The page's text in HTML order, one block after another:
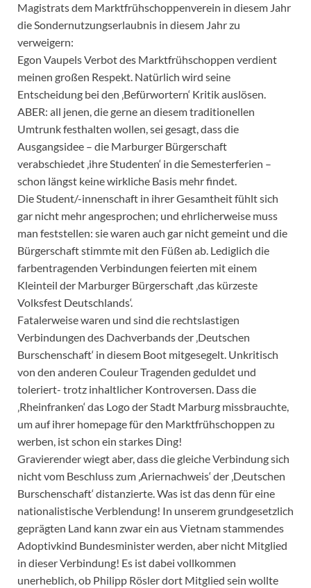
Magistrats dem Marktfrühschoppenverein in diesem Jahr
die Sondernutzungserlaubnis in diesem Jahr zu
verweigern:
Egon Vaupels Verbot des Marktfrühschoppen verdient
meinen großen Respekt. Natürlich wird seine
Entscheidung bei den ‚Befürwortern‘ Kritik auslösen.
ABER: all jenen, die gerne an diesem traditionellen
Umtrunk festhalten wollen, sei gesagt, dass die
Ausgangsidee – die Marburger Bürgerschaft
verabschiedet ‚ihre Studenten‘ in die Semesterferien –
schon längst keine wirkliche Basis mehr findet.
Die Student/-innenschaft in ihrer Gesamtheit fühlt sich
gar nicht mehr angesprochen; und ehrlicherweise muss
man feststellen: sie waren auch gar nicht gemeint und die
Bürgerschaft stimmte mit den Füßen ab. Lediglich die
farbentragenden Verbindungen feierten mit einem
Kleinteil der Marburger Bürgerschaft ‚das kürzeste
Volksfest Deutschlands‘.
Fatalerweise waren und sind die rechtslastigen
Verbindungen des Dachverbands der ‚Deutschen
Burschenschaft‘ in diesem Boot mitgesegelt. Unkritisch
von den anderen Couleur Tragenden geduldet und
toleriert- trotz inhaltlicher Kontroversen. Dass die
‚Rheinfranken‘ das Logo der Stadt Marburg missbrauchte,
um auf ihrer homepage für den Marktfrühschoppen zu
werben, ist schon ein starkes Ding!
Gravierender wiegt aber, dass die gleiche Verbindung sich
nicht vom Beschluss zum ‚Ariernachweis‘ der ‚Deutschen
Burschenschaft‘ distanzierte. Was ist das denn für eine
nationalistische Verblendung! In unserem grundgesetzlich
geprägten Land kann zwar ein aus Vietnam stammendes
Adoptivkind Bundesminister werden, aber nicht Mitglied
in dieser Verbindung! Es ist dabei vollkommen
unerheblich, ob Philipp Rösler dort Mitglied sein wollte